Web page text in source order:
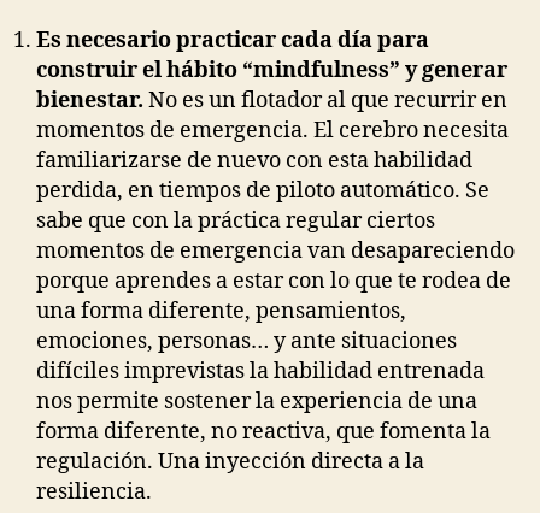
Es necesario practicar cada día para
construir el hábito “mindfulness” y generar
bienestar. No es un flotador al que recurrir en
momentos de emergencia. El cerebro necesita
familiarizarse de nuevo con esta habilidad
perdida, en tiempos de piloto automático. Se
sabe que con la práctica regular ciertos
momentos de emergencia van desapareciendo
porque aprendes a estar con lo que te rodea de
una forma diferente, pensamientos,
emociones, personas… y ante situaciones
difíciles imprevistas la habilidad entrenada
nos permite sostener la experiencia de una
forma diferente, no reactiva, que fomenta la
regulación. Una inyección directa a la
resiliencia.